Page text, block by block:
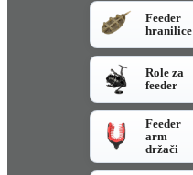
Feeder
hranilice
Role za
feeder
Feeder
arm
držači